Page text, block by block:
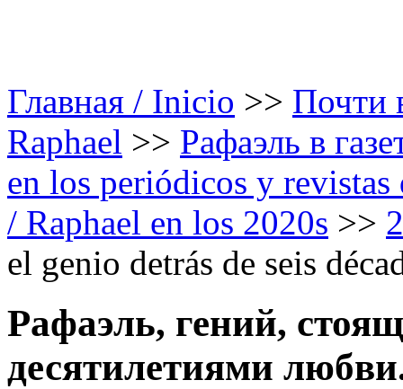
Главная / Inicio >> Почти
Raphael >> Рафаэль в
en los periódicos y
/ Raphael en los 2020s >>
el genio detrás de seis
Рафаэль, гений,
десятилетиями